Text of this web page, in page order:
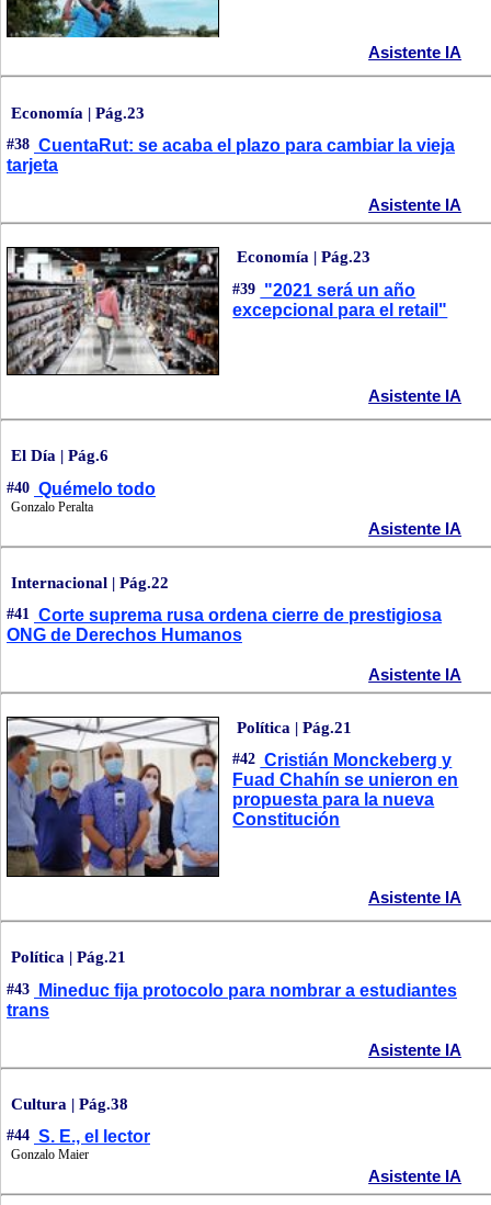
Asistente IA
Economía | Pág.23
#38 CuentaRut: se acaba el plazo para cambiar la vieja
tarjeta
Asistente IA
Economía | Pág.23
#39 "2021 será un año
excepcional para el retail"
Asistente IA
El Día | Pág.6
#40 Quémelo todo
Gonzalo Peralta
Asistente IA
Internacional | Pág.22
#41 Corte suprema rusa ordena cierre de prestigiosa
ONG de Derechos Humanos
Asistente IA
Política | Pág.21
#42 Cristián Monckeberg y
Fuad Chahín se unieron en
propuesta para la nueva
Constitución
Asistente IA
Política | Pág.21
#43
Mineduc fija protocolo para nombrar a estudiantes
trans
Asistente IA
Cultura | Pág.38
#44 S. E., el lector
Gonzalo Maier
Asistente IA